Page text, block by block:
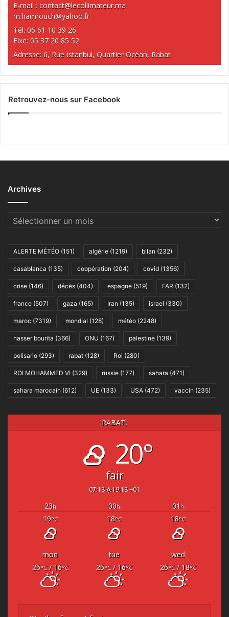
E-mail : contact@lecollimateur.ma
m.hamrouch@yahoo.fr
Tél: 06 61 10 39 26
Fixe: 05 37 20 85 52
Adresse: 6, Rue Istanbul, Quartier Océan, Rabat
Retrouvez-nous sur Facebook
Archives
Archives
ALERTE MÉTÉO (151) algérie (1219) bilan (232)
casablanca (135) coopération (204) covid (1356)
crise (146) décès (404) espagne (519) FAR (132)
france (507) gaza (165) Iran (135) israel (330)
maroc (7319) mondial (128) météo (2248)
nasser bourita (366) ONU (167) palestine (139)
polisario (293) rabat (128) Roi (280)
ROI MOHAMMED VI (329) russie (177) sahara (471)
sahara marocain (612) UE (133) USA (472) vaccin (235)
RABAT,
20°
fair
07:18 19:18 +01
23h 00h 01 h
19°C 18°C 18°C
mon tue
wed
26°C/ 16°C 26°C/ 16°C 26°C/ 18°C